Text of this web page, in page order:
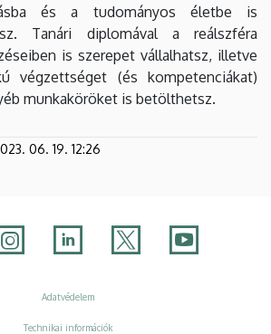
és a tudományos életbe is
Tanári diplomával a reálszféra
is szerepet vállalhatsz, illetve
végzettséget (és kompetenciákat)
munkaköröket is betölthetsz.
06. 19. 12:26
Adatvédelem
Technikai információk